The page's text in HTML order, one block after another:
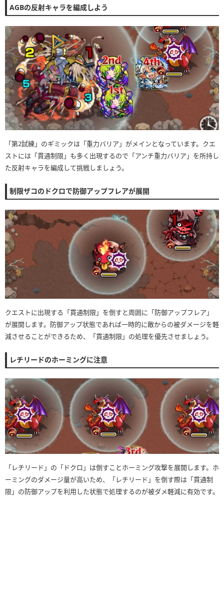
AGBの反射キャラを編成しよう
「第2試練」のギミックは「重力バリア」がメインとなっています。クエ
ストには「貫通制限」も多く出現するので「アンチ重力バリア」を所持し
た反射キャラを編成して挑戦しましょう。
制限ザコのドクロで防御アップフレアが展開
クエストに出現する「貫通制限」を倒すと周囲に「防御アップフレア」
が展開します。防御アップ状態であれば一時的に敵からの被ダメージを軽
減させることができるため、「貫通制限」の処理を優先させましょう。
レチリードのホーミングに注意
「レチリード」の「ドクロ」は倒すことホーミング攻撃を展開します。ホ
ーミングのダメージ量が高いため、「レチリード」を倒す際は「貫通制
限」の防御アップを利用した状態で処理するのが被ダメ軽減に有効です。